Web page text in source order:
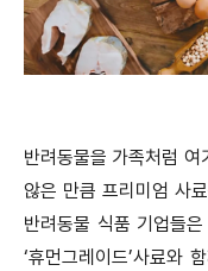
반려동물을 가족처럼 여
않은 만큼 프리미엄 사
반려동물 식품 기업들
‘휴먼그레이드’사료와